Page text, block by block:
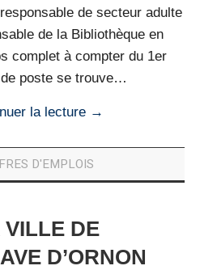
de secteur adulte
de la Bibliothèque en
complet à compter du 1er
poste se trouve…
la lecture →
D'EMPLOIS
VILLE DE
D’ORNON